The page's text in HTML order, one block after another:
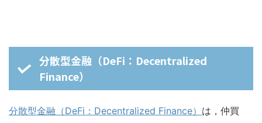
分散型金融（DeFi：Decentralized
Finance）
分散型金融（DeFi：Decentralized Finance） は，仲買